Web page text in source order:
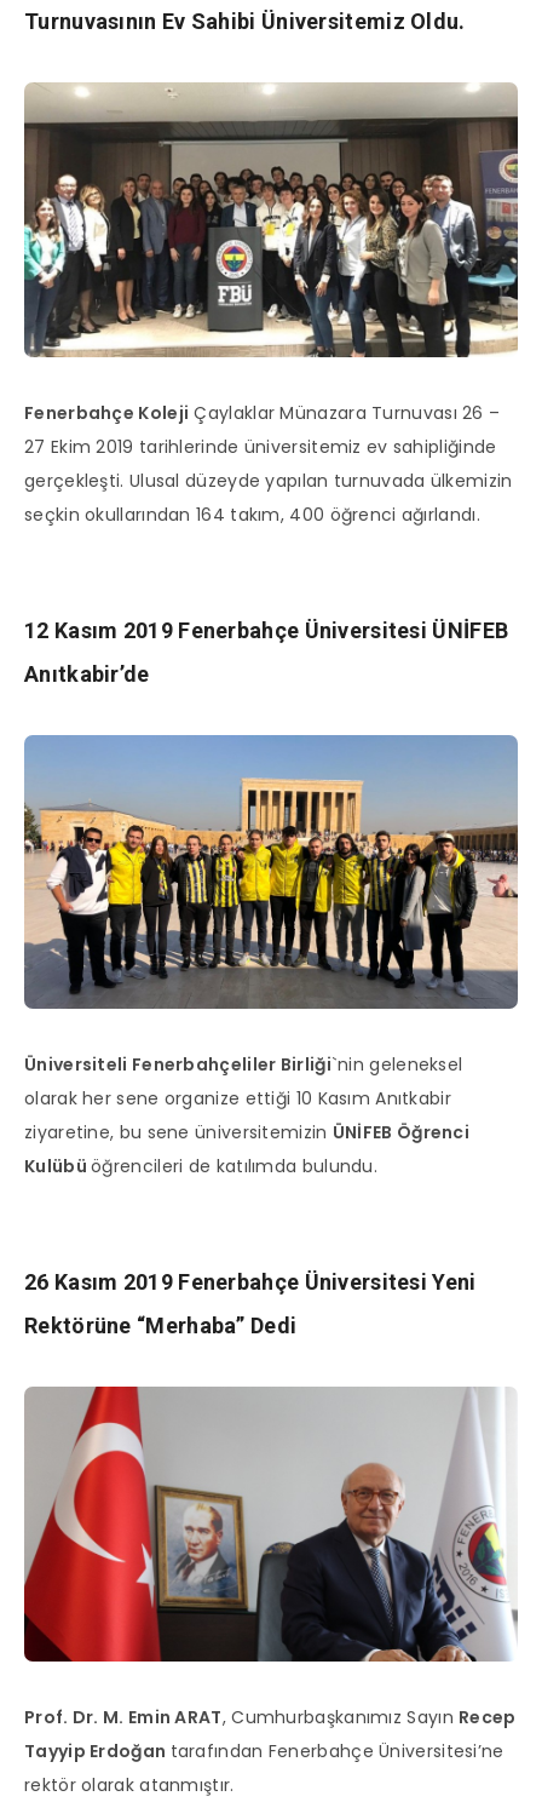
Turnuvasının Ev Sahibi Üniversitemiz Oldu.
Fenerbahçe Koleji Çaylaklar Münazara Turnuvası 26 –
27 Ekim 2019 tarihlerinde üniversitemiz ev sahipliğinde
gerçekleşti. Ulusal düzeyde yapılan turnuvada ülkemizin
seçkin okullarından 164 takım, 400 öğrenci ağırlandı.
12 Kasım 2019 Fenerbahçe Üniversitesi ÜNİFEB
Anıtkabir’de
Üniversiteli Fenerbahçeliler Birliği`nin geleneksel
olarak her sene organize ettiği 10 Kasım Anıtkabir
ziyaretine, bu sene üniversitemizin ÜNİFEB Öğrenci
Kulübüöğrencileri de katılımda bulundu.
26 Kasım 2019 Fenerbahçe Üniversitesi Yeni
Rektörüne “Merhaba” Dedi
Prof. Dr. M. Emin ARAT, Cumhurbaşkanımız Sayın Recep
Tayyip Erdoğan tarafından Fenerbahçe Üniversitesi’ne
rektör olarak atanmıştır.